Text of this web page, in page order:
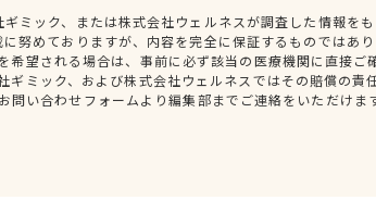
ミック、または株式会社ウェルネスが調査した情報を
努めておりますが、内容を完全に保証するものではあ
希望される場合は、事前に必ず該当の医療機関に直接ご
ギミック、および株式会社ウェルネスではその賠償の責
問い合わせフォームより編集部までご連絡をいただけま